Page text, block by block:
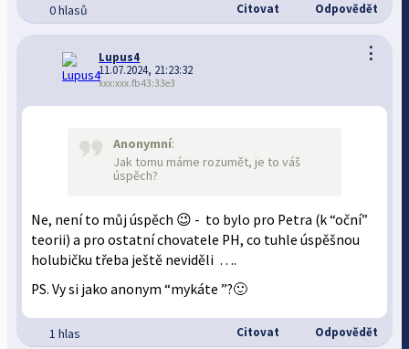
0 hlasů Citovat Odpovědět
⋮
Lupus4
11.07.2024, 21:23:32
xxx:xxx.fb43:33e3
Anonymní:
Jak tomu máme rozumět, je to váš
úspěch?
Ne, není to můj úspěch 😉 - to bylo pro Petra (k “oční”
teorii) a pro ostatní chovatele PH, co tuhle úspěšnou
holubičku třeba ještě neviděli ….
PS. Vy si jako anonym “mykáte ”?🙂
1 hlas Citovat Odpovědět